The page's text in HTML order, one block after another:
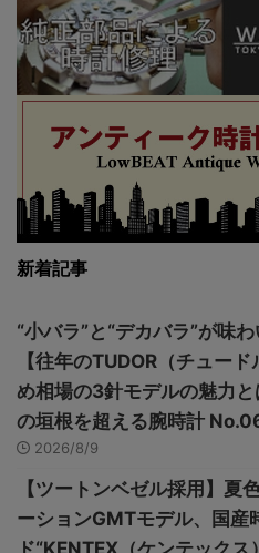
新着記事
“小バラ”と“デカバラ”が味わ
【往年のTUDOR（チュード
め相場の3針モデルの魅力と
の垣根を超える腕時計
2026/8/9
【ツートンベゼル採用】夏
ーションGMTモデル、国産